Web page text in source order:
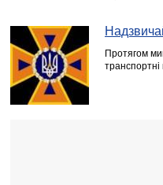
Протягом